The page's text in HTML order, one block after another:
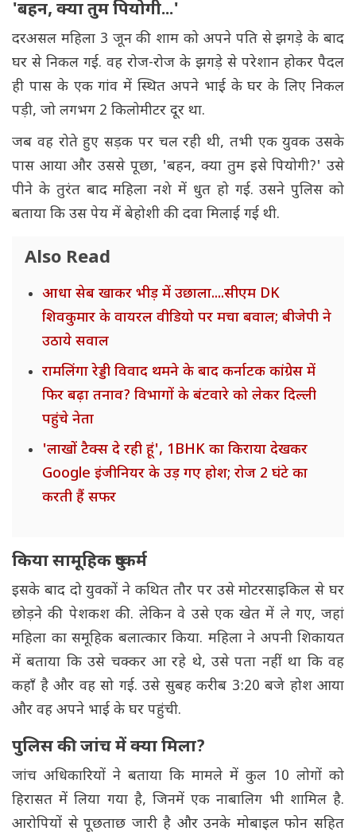
'बहन, क्या तुम पियोगी...'
दरअसल महिला 3 जून की शाम को अपने पति से झगड़े के बाद
घर से निकल गई. वह रोज-रोज के झगड़े से परेशान होकर पैदल
ही पास के एक गांव में स्थित अपने भाई के घर के लिए निकल
पड़ी, जो लगभग 2 किलोमीटर दूर था.
जब वह रोते हुए सड़क पर चल रही थी, तभी एक युवक उसके
पास आया और उससे पूछा, 'बहन, क्या तुम इसे पियोगी?' उसे
पीने के तुरंत बाद महिला नशे में धुत हो गई. उसने पुलिस को
बताया कि उस पेय में बेहोशी की दवा मिलाई गई थी.
Also Read
आधा सेब खाकर भीड़ में उछाला....सीएम DK
शिवकुमार के वायरल वीडियो पर मचा बवाल; बीजेपी ने
उठाये सवाल
रामलिंगा रेड्डी विवाद थमने के बाद कर्नाटक कांग्रेस में
फिर बढ़ा तनाव? विभागों के बंटवारे को लेकर दिल्ली
पहुंचे नेता
'लाखों टैक्स दे रही हूं', 1BHK का किराया देखकर
Google इंजीनियर के उड़ गए होश; रोज 2 घंटे का
करती हैं सफर
किया सामूहिक दुष्कर्म
इसके बाद दो युवकों ने कथित तौर पर उसे मोटरसाइकिल से घर
छोड़ने की पेशकश की. लेकिन वे उसे एक खेत में ले गए, जहां
महिला का समूहिक बलात्कार किया. महिला ने अपनी शिकायत
में बताया कि उसे चक्कर आ रहे थे, उसे पता नहीं था कि वह
कहाँ है और वह सो गई. उसे सुबह करीब 3:20 बजे होश आया
और वह अपने भाई के घर पहुंची.
पुलिस की जांच में क्या मिला?
जांच अधिकारियों ने बताया कि मामले में कुल 10 लोगों को
हिरासत में लिया गया है, जिनमें एक नाबालिग भी शामिल है.
आरोपियों से पूछताछ जारी है और उनके मोबाइल फोन सहित